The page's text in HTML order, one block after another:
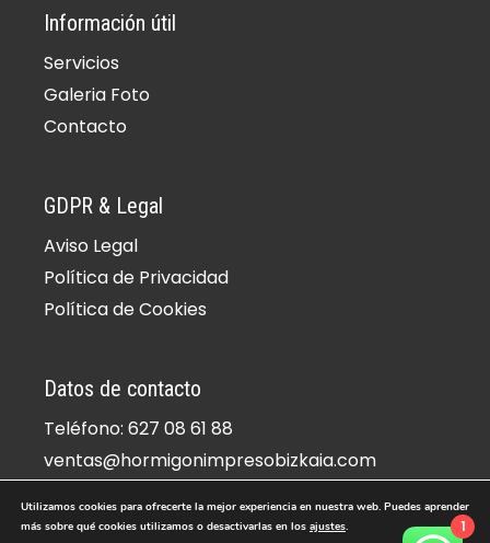
Información útil
Servicios
Galeria Foto
Contacto
GDPR & Legal
Aviso Legal
Política de Privacidad
Política de Cookies
Datos de contacto
Teléfono: 627 08 61 88
ventas@hormigonimpresobizkaia.com
Utilizamos cookies para ofrecerte la mejor experiencia en nuestra web. Puedes aprender
más sobre qué cookies utilizamos o desactivarlas en los ajustes. 1